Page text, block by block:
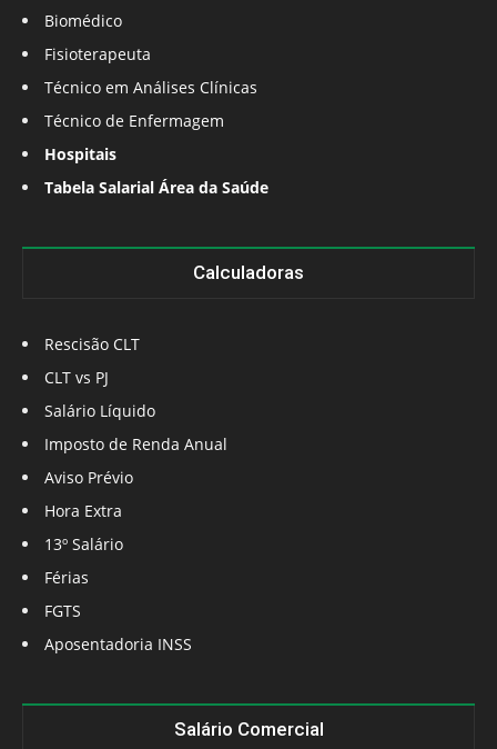
Biomédico
Fisioterapeuta
Técnico em Análises Clínicas
Técnico de Enfermagem
Hospitais
Tabela Salarial Área da Saúde
Calculadoras
Rescisão CLT
CLT vs PJ
Salário Líquido
Imposto de Renda Anual
Aviso Prévio
Hora Extra
13º Salário
Férias
FGTS
Aposentadoria INSS
Salário Comercial